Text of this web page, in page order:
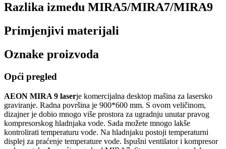
Razlika između MIRA5/MIRA7/MIRA9
Primjenjivi materijali
Oznake proizvoda
Opći pregled
AEON MIRA 9 laserje komercijalna desktop mašina za lasersko
graviranje. Radna površina je 900*600 mm. S ovom veličinom,
dizajner je dobio mnogo više prostora za ugradnju unutar pravog
kompresorskog hladnjaka vode. Sada možete mnogo lakše
kontrolirati temperaturu vode. Na hladnjaku postoji temperaturni
displej za praćenje temperature vode. Ispušni ventilator i kompresor